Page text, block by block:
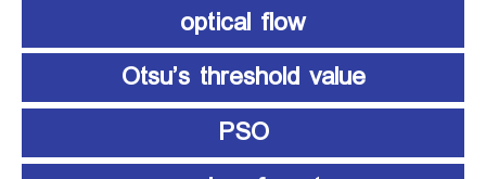
optical flow
Otsu’s threshold value
PSO